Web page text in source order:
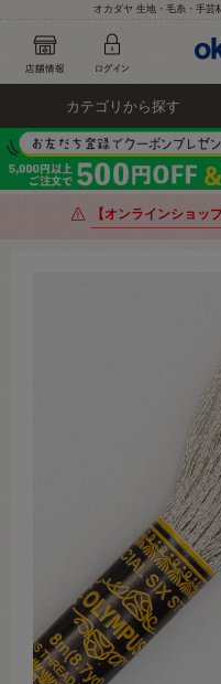
オカダヤ 生地・毛糸・手芸
カテゴリから探す
【オンラインショッ